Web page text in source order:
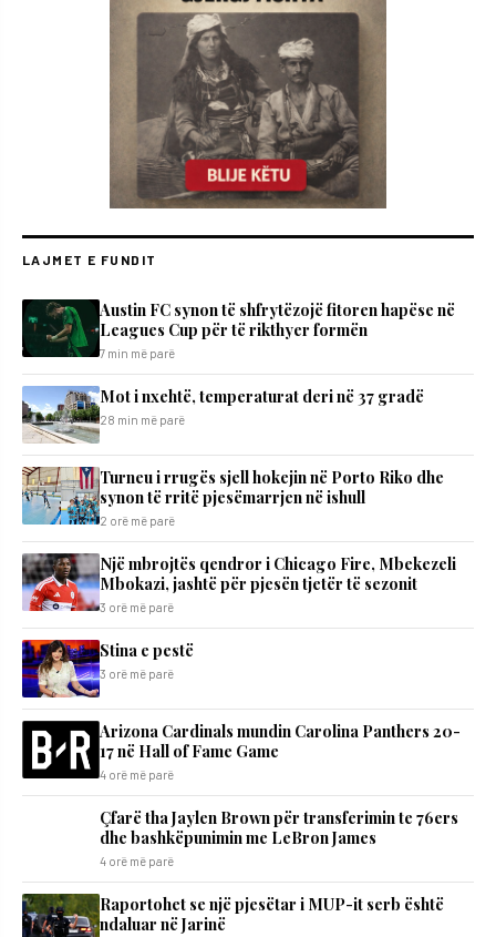
LAJMET E FUNDIT
Austin FC synon të shfrytëzojë fitoren hapëse në
Leagues Cup për të rikthyer formën
7 min më parë
Mot i nxehtë, temperaturat deri në 37 gradë
28 min më parë
Turneu i rrugës sjell hokejin në Porto Riko dhe
synon të rritë pjesëmarrjen në ishull
2 orë më parë
Një mbrojtës qendror i Chicago Fire, Mbekezeli
Mbokazi, jashtë për pjesën tjetër të sezonit
3 orë më parë
Stina e pestë
3 orë më parë
Arizona Cardinals mundin Carolina Panthers 20-
17 në Hall of Fame Game
4 orë më parë
Çfarë tha Jaylen Brown për transferimin te 76ers
dhe bashkëpunimin me LeBron James
4 orë më parë
Raportohet se një pjesëtar i MUP-it serb është
ndaluar në Jarinë